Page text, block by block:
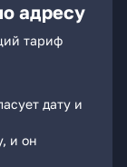
адресу
тариф
дату и
и он